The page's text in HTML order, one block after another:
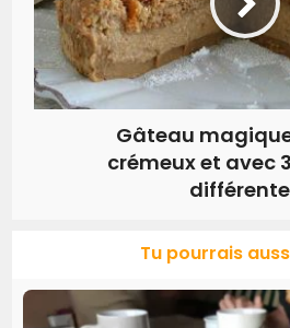
Gâteau
crémeux et avec
Tu pourrais